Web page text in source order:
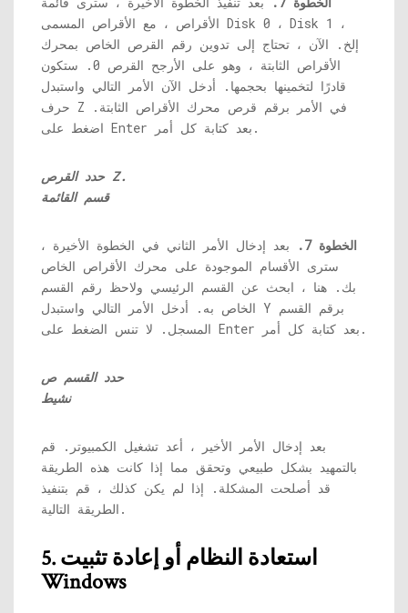
الأقراص ، مع الأقراص المسمى Disk 0 ، Disk 1 ،
إلخ. الآن ، تحتاج إلى تدوين رقم القرص الخاص بمحرك
الأقراص الثابتة ، وهو على الأرجح القرص 0. ستكون
قادرًا لتخمينها بحجمها. أدخل الآن الأمر التالي واستبدل
حرف Z في الأمر برقم قرص محرك الأقراص الثابتة.
اضغط على Enter بعد كتابة كل أمر.
حدد القرص Z.
قسم القائمة
الخطوة 7.
بعد إدخال الأمر الثاني في الخطوة الأخيرة ،
سترى الأقسام الموجودة على محرك الأقراص الخاص
بك. هنا ، ابحث عن القسم الرئيسي ولاحظ رقم القسم
الخاص به. أدخل الأمر التالي واستبدل Y برقم القسم
المسجل. لا تنس الضغط على Enter بعد كتابة كل أمر.
حدد القسم ص
نشيط
بعد إدخال الأمر الأخير ، أعد تشغيل الكمبيوتر. قم
بالتمهيد بشكل طبيعي وتحقق مما إذا كانت هذه الطريقة
قد أصلحت المشكلة. إذا لم يكن كذلك ، قم بتنفيذ
الطريقة التالية.
5. استعادة النظام أو إعادة تثبيت
Windows